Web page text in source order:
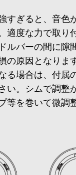
すぎると、音色
適度な力で取り
ルバーの間に隙
の原因となりま
る場合は、付属
い。シムで調整
等を巻いて微調